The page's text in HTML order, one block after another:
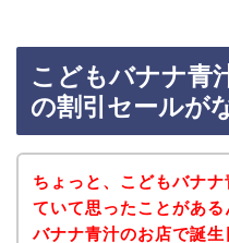
こどもバナナ青
の割引セールが
ちょっと、こどもバナ
ていて思ったことがあ
バナナ青汁のお店で誕